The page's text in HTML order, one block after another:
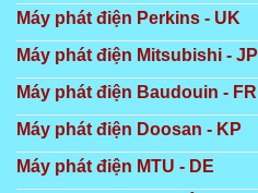
Máy phát điện Perkins - UK
Máy phát điện Mitsubishi - JP
Máy phát điện Baudouin - FR
Máy phát điện Doosan - KP
Máy phát điện MTU - DE